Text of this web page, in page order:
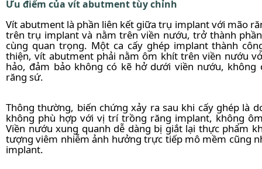
Ưu điểm của vít abutment tùy chỉnh
Vít abutment là phần liên kết giữa trụ implant với mão
trên trụ implant và nằm trên viền nướu, trở thành
cùng quan trọng. Một ca cấy ghép implant thành
thiện, vít abutment phải nằm ôm khít trên viền nướu
hảo, đảm bảo không có kẽ hở dưới viền nướu, không
răng sứ.
Thông thường, biến chứng xảy ra sau khi cấy ghép là
không phù hợp với vị trí trồng răng implant, không
Viền nướu xung quanh dễ dàng bị giắt lại thực phẩm
tượng viêm nhiễm ảnh hưởng trực tiếp mô mềm cũng
implant.